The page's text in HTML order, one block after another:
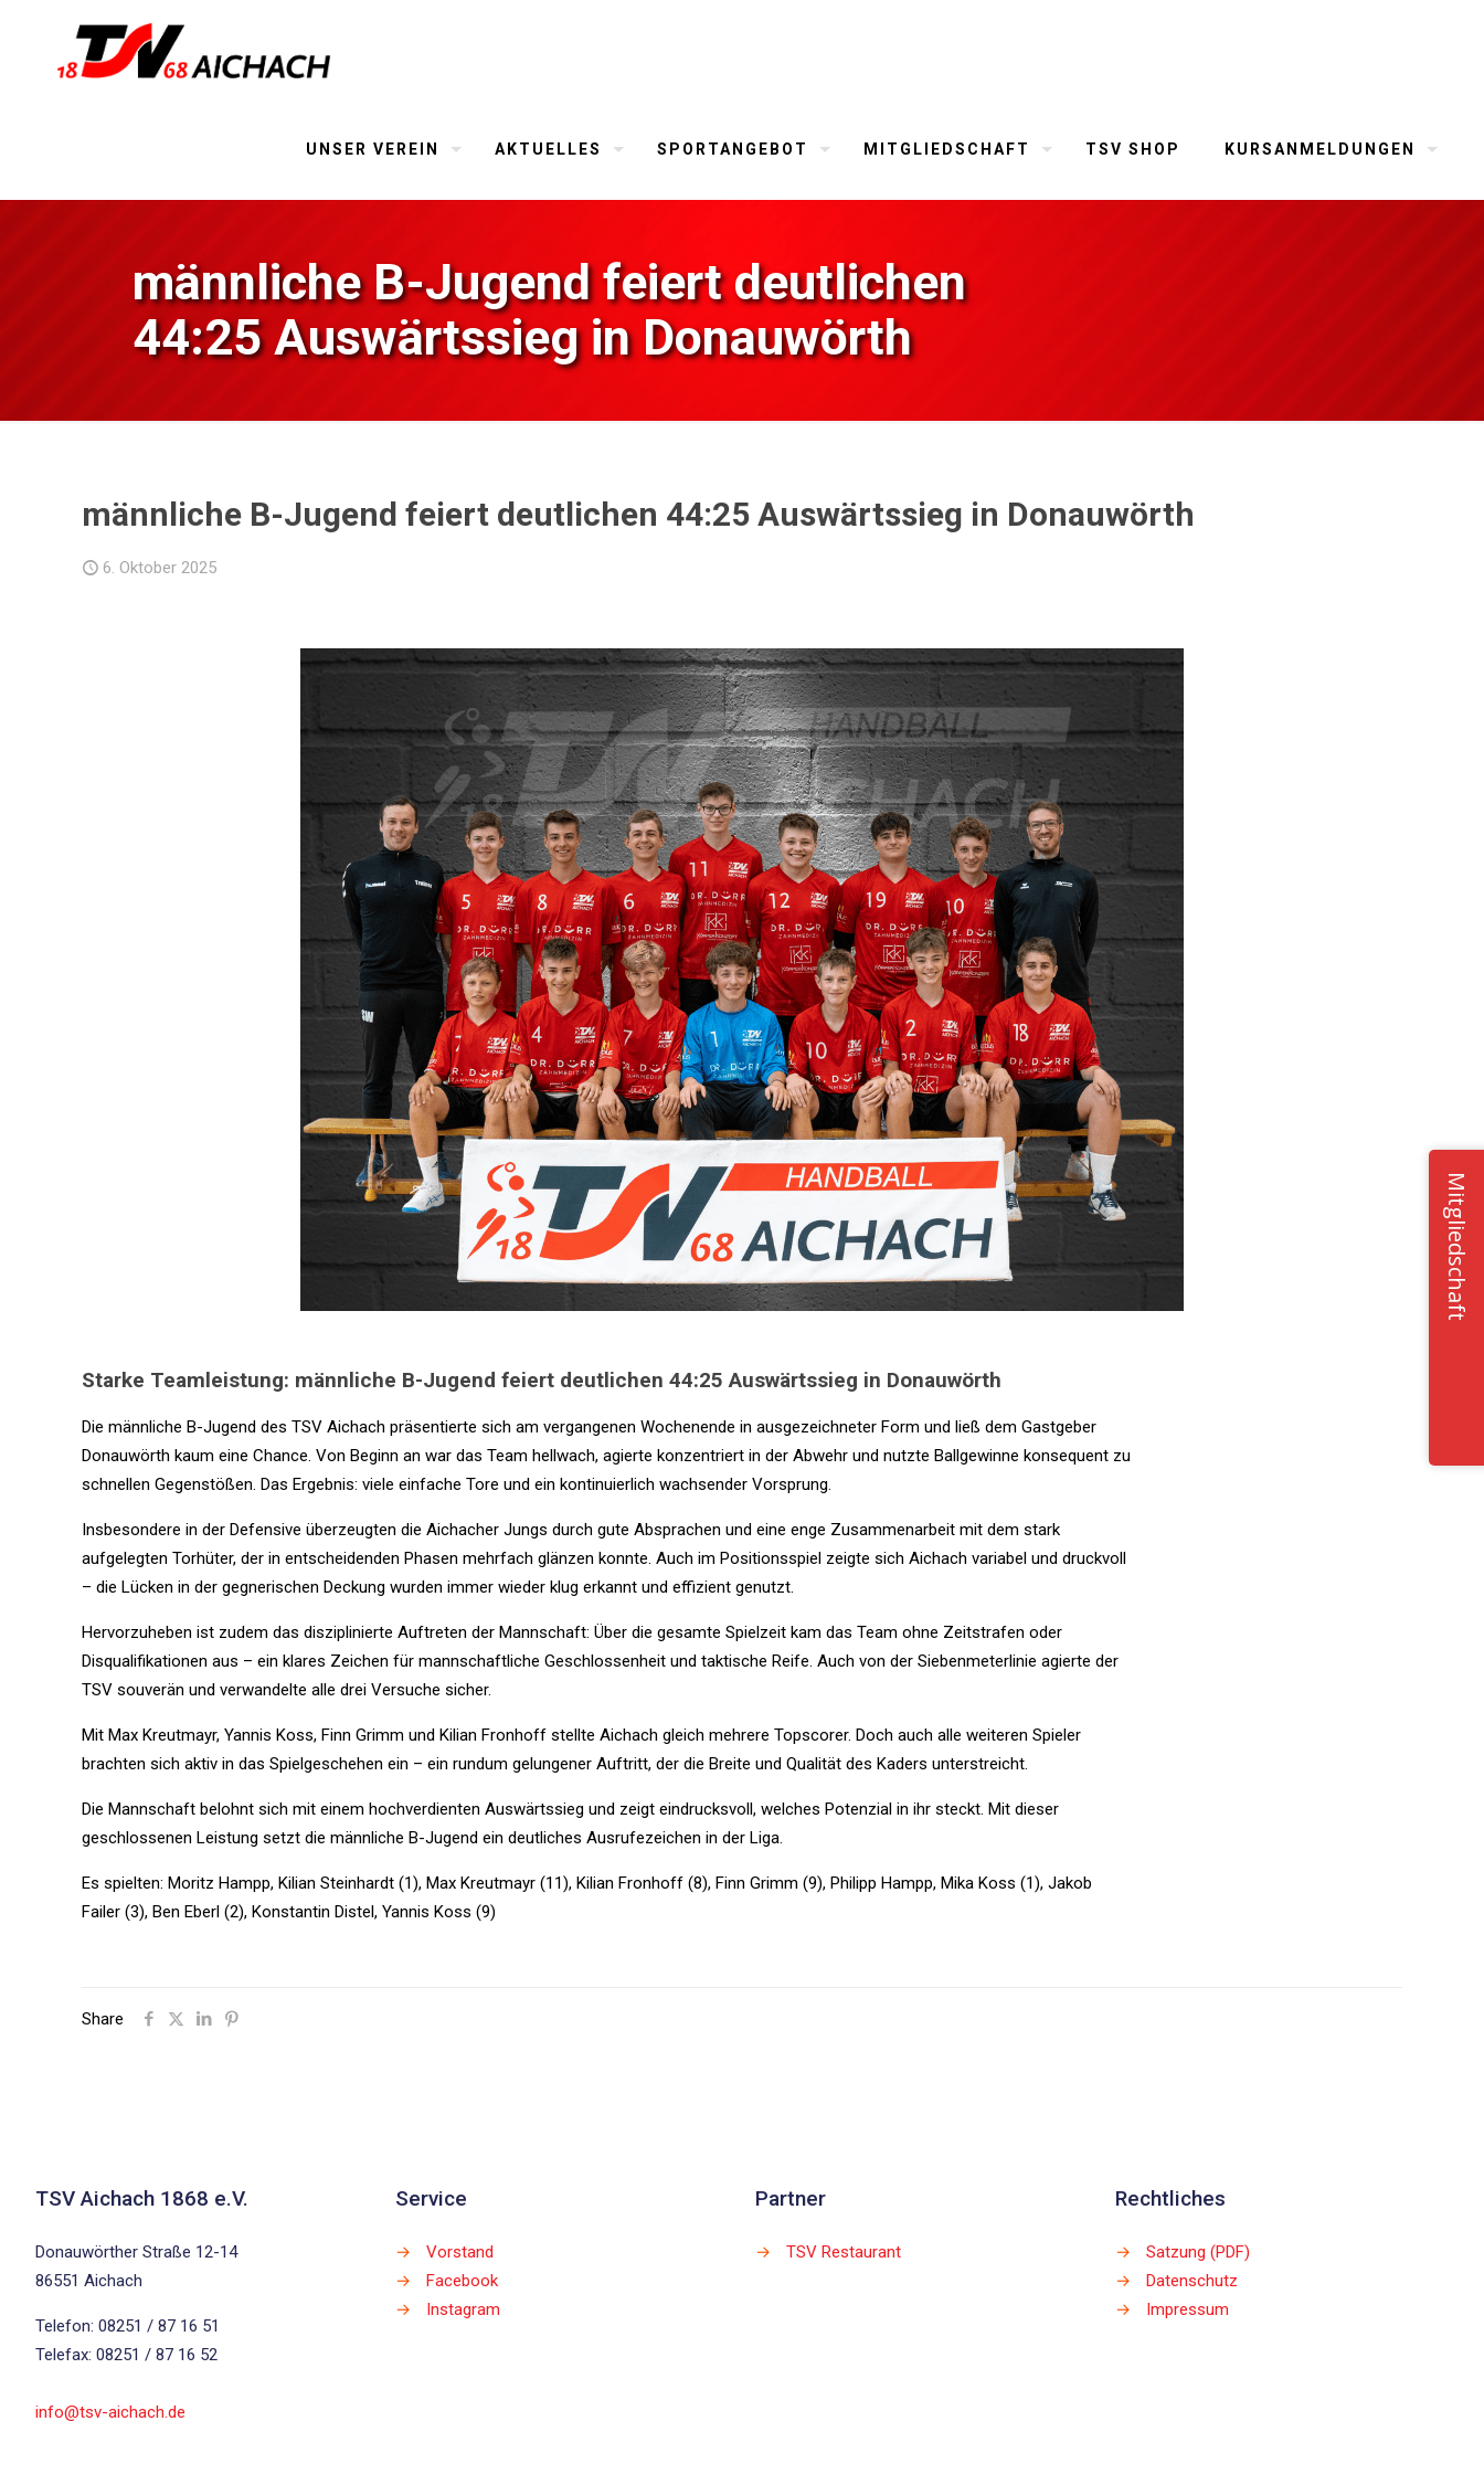
UNSER VEREIN AKTUELLES SPORTANGEBOT MITGLIEDSCHAFT TSV SHOP KURSANMELDUNGEN
männliche B-Jugend feiert deutlichen
44:25 Auswärtssieg in Donauwörth
männliche B-Jugend feiert deutlichen 44:25 Auswärtssieg in Donauwörth
6. Oktober 2025
Starke Teamleistung: männliche B-Jugend feiert deutlichen 44:25 Auswärtssieg in Donauwörth
Die männliche B-Jugend des TSV Aichach präsentierte sich am vergangenen Wochenende in ausgezeichneter Form und ließ dem Gastgeber
Donauwörth kaum eine Chance. Von Beginn an war das Team hellwach, agierte konzentriert in der Abwehr und nutzte Ballgewinne konsequent zu
schnellen Gegenstößen. Das Ergebnis: viele einfache Tore und ein kontinuierlich wachsender Vorsprung.
Insbesondere in der Defensive überzeugten die Aichacher Jungs durch gute Absprachen und eine enge Zusammenarbeit mit dem stark
aufgelegten Torhüter, der in entscheidenden Phasen mehrfach glänzen konnte. Auch im Positionsspiel zeigte sich Aichach variabel und druckvoll
– die Lücken in der gegnerischen Deckung wurden immer wieder klug erkannt und effizient genutzt.
Hervorzuheben ist zudem das disziplinierte Auftreten der Mannschaft: Über die gesamte Spielzeit kam das Team ohne Zeitstrafen oder
Disqualifikationen aus – ein klares Zeichen für mannschaftliche Geschlossenheit und taktische Reife. Auch von der Siebenmeterlinie agierte der
TSV souverän und verwandelte alle drei Versuche sicher.
Mit Max Kreutmayr, Yannis Koss, Finn Grimm und Kilian Fronhoff stellte Aichach gleich mehrere Topscorer. Doch auch alle weiteren Spieler
brachten sich aktiv in das Spielgeschehen ein – ein rundum gelungener Auftritt, der die Breite und Qualität des Kaders unterstreicht.
Die Mannschaft belohnt sich mit einem hochverdienten Auswärtssieg und zeigt eindrucksvoll, welches Potenzial in ihr steckt. Mit dieser
geschlossenen Leistung setzt die männliche B-Jugend ein deutliches Ausrufezeichen in der Liga.
Es spielten: Moritz Hampp, Kilian Steinhardt (1), Max Kreutmayr (11), Kilian Fronhoff (8), Finn Grimm (9), Philipp Hampp, Mika Koss (1), Jakob
Failer (3), Ben Eberl (2), Konstantin Distel, Yannis Koss (9)
Share
TSV Aichach 1868 e.V.
Donauwörther Straße 12-14
86551 Aichach
Telefon: 08251 / 87 16 51
Telefax: 08251 / 87 16 52
info@tsv-aichach.de
Service
→
Vorstand
→
Facebook
→
Instagram
Partner
→ TSV Restaurant
Rechtliches
→
Satzung (PDF)
→
Datenschutz
→
Impressum
Mitgliedschaft